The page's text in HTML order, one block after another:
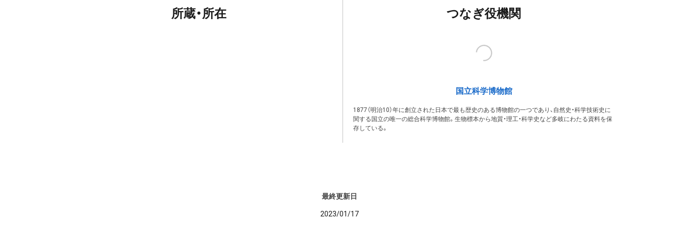
所蔵・所在 つなぎ役機関
国立科学博物館
1877（明治10）年に創立された日本で最も歴史のある博物館の一つであり、自然史・科学技術史に
関する国立の唯一の総合科学博物館。生物標本から地質・理工・科学史など多岐にわたる資料を保
存している。
最終更新日
2023/01/17